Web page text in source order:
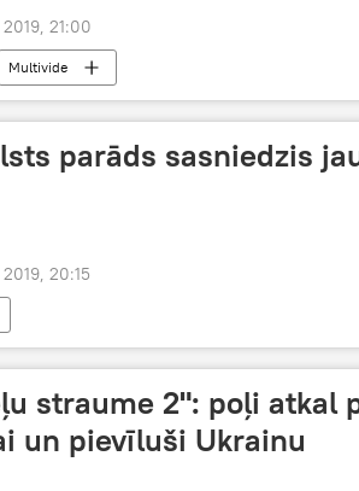
21:00
Multivide
parāds sasniedzis
20:15
straume 2": poļi atkal
un pievīluši Ukrainu